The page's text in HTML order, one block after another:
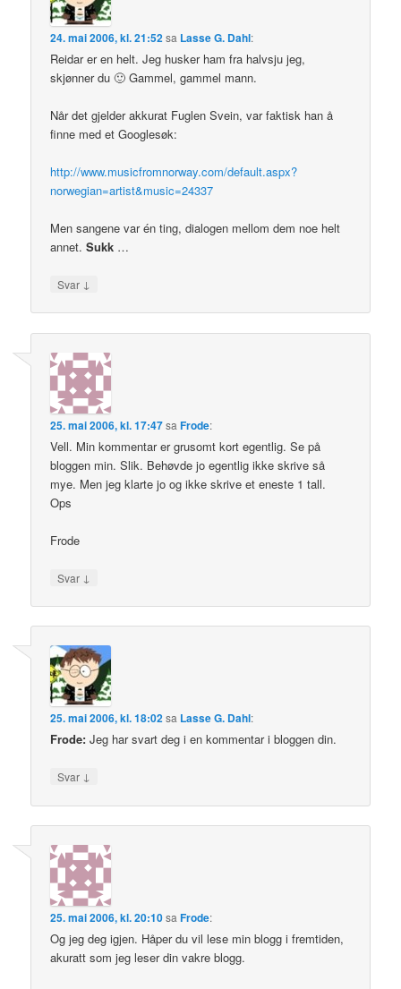
24. mai 2006, kl. 21:52sa Lasse G. Dahl:
Reidar er en helt. Jeg husker ham fra halvsju jeg,
skjønner du 🙂 Gammel, gammel mann.
Når det gjelder akkurat Fuglen Svein, var faktisk han å
finne med et Googlesøk:
http://www.musicfromnorway.com/default.aspx?
norwegian=artist&music=24337
Men sangene var én ting, dialogen mellom dem noe helt
annet.Sukk …
Svar ↓
25. mai 2006, kl. 17:47sa Frode:
Vell. Min kommentar er grusomt kort egentlig. Se på
bloggen min. Slik. Behøvde jo egentlig ikke skrive så
mye. Men jeg klarte jo og ikke skrive et eneste 1 tall.
Ops
Frode
Svar ↓
25. mai 2006, kl. 18:02sa Lasse G. Dahl:
Frode: Jeg har svart deg i en kommentar i bloggen din.
Svar ↓
25. mai 2006, kl. 20:10sa Frode:
Og jeg deg igjen. Håper du vil lese min blogg i fremtiden,
akuratt som jeg leser din vakre blogg.